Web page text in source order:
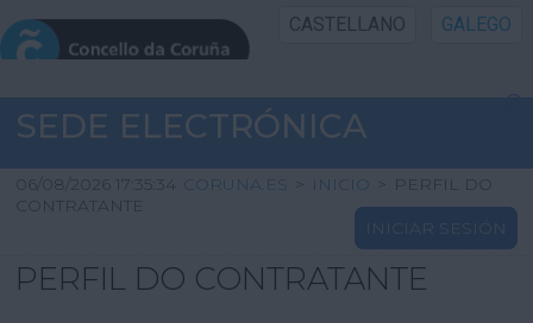
CASTELLANO GALEGO
INICIO SEDE
INICIO
INFORMACIÓN PÚBLICA
SEDE ELECTRÓNICA
06/08/2026 17:35:34 CORUNA.ES > INICIO > PERFIL DO
CONTRATANTE
INICIAR SESIÓN
PERFIL DO CONTRATANTE